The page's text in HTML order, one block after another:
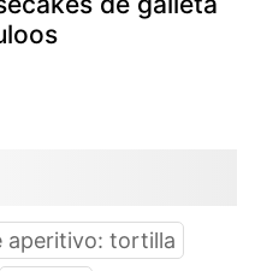
aperitivo: tortilla